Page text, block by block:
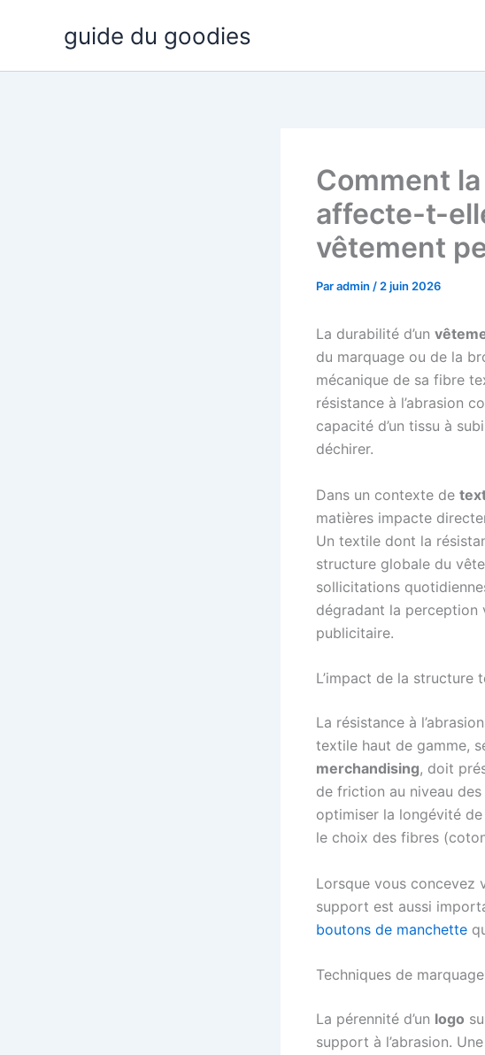
guide du goodies
Comment
affecte-t-
vêtement
Paradmin / 2 juin 2026
La durabilité d’un
du marquage ou de la
mécanique de sa fibre
résistance à l’abrasion
capacité d’un tissu à
déchirer.
Dans un contexte de
matières impacte
Un textile dont la
structure globale du
sollicitations
dégradant la perception
publicitaire.
L’impact de la structure
La résistance à
textile haut de gamme,
merchandising, doit
de friction au niveau
optimiser la longévité
le choix des fibres
Lorsque vous concevez
support est aussi
boutons de manchette
Techniques de
La pérennité d’un logo
support à l’abrasion. Une